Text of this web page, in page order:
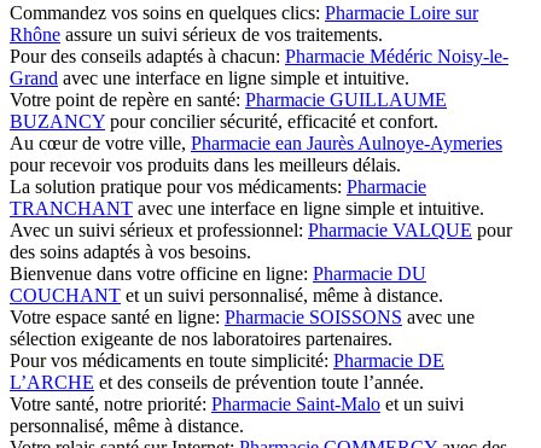
Commandez vos soins en quelques clics: Pharmacie Loire sur
Rhône assure un suivi sérieux de vos traitements.
Pour des conseils adaptés à chacun: Pharmacie Médéric Noisy-le-
Grand avec une interface en ligne simple et intuitive.
Votre point de repère en santé: Pharmacie GUILLAUME
BUZANCY pour concilier sécurité, efficacité et confort.
Au cœur de votre ville, Pharmacie ean Jaurès Aulnoye-Aymeries
pour recevoir vos produits dans les meilleurs délais.
La solution pratique pour vos médicaments: Pharmacie
TRANCHANT avec une interface en ligne simple et intuitive.
Avec un suivi sérieux et professionnel: Pharmacie VALQUE pour
des soins adaptés à vos besoins.
Bienvenue dans votre officine en ligne: Pharmacie DU
COUCHANT et un suivi personnalisé, même à distance.
Votre espace santé en ligne: Pharmacie SOISSONS avec une
sélection exigeante de nos laboratoires partenaires.
Pour vos médicaments en toute simplicité: Pharmacie DE
L’ARCHE et des conseils de prévention toute l’année.
Votre santé, notre priorité: Pharmacie Saint-Malo et un suivi
personnalisé, même à distance.